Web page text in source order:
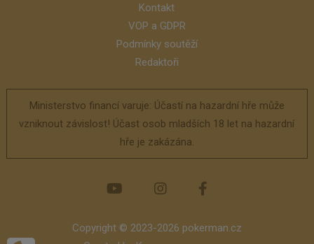
Kontakt
VOP a GDPR
Podmínky soutěží
Redaktoři
Ministerstvo financí varuje: Účastí na hazardní hře může
vzniknout závislost! Účast osob mladších 18 let na hazardní
hře je zakázána.
Copyright © 2023-2026 pokerman.cz